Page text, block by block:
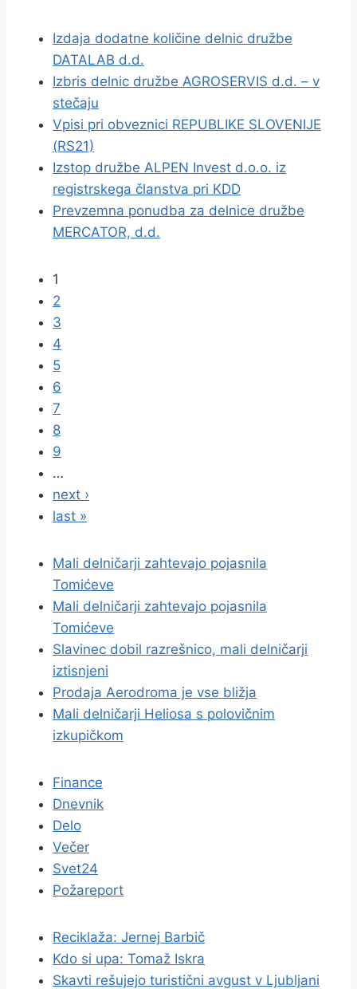
Izdaja dodatne količine delnic družbe
DATALAB d.d.
Izbris delnic družbe AGROSERVIS d.d. – v
stečaju
Vpisi pri obveznici REPUBLIKE SLOVENIJE
(RS21)
Izstop družbe ALPEN Invest d.o.o. iz
registrskega članstva pri KDD
Prevzemna ponudba za delnice družbe
MERCATOR, d.d.
1
2
3
4
5
6
7
8
9
…
next ›
last »
Mali delničarji zahtevajo pojasnila
Tomićeve
Mali delničarji zahtevajo pojasnila
Tomićeve
Slavinec dobil razrešnico, mali delničarji
iztisnjeni
Prodaja Aerodroma je vse bližja
Mali delničarji Heliosa s polovičnim
izkupičkom
Finance
Dnevnik
Delo
Večer
Svet24
Požareport
Reciklaža: Jernej Barbič
Kdo si upa: Tomaž Iskra
Skavti rešujejo turistični avgust v Ljubljani